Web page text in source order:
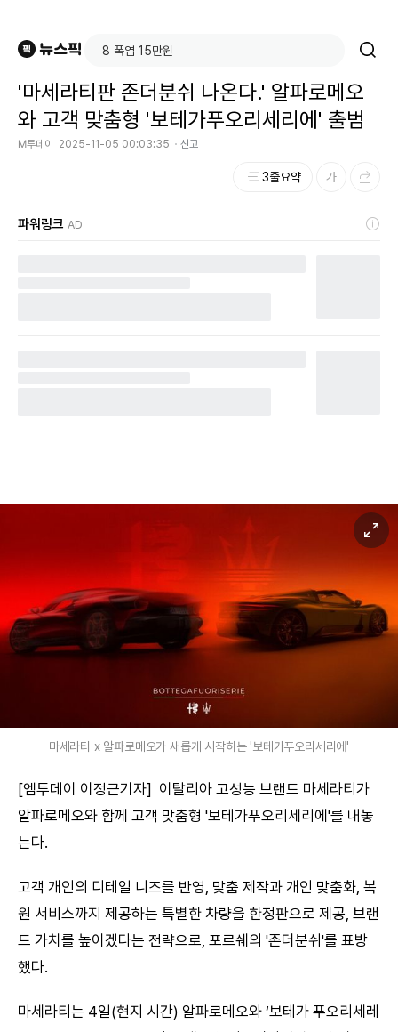
'마세라티판 존더분쉬 나온다.' 알파로메오
와 고객 맞춤형 '보테가푸오리세리에' 출범
M투데이 2025-11-05 00:03:35 신고
3줄요약
파워링크 AD
마세라티 x 알파로메오가 새롭게 시작하는 '보테가푸오리세리에'
[엠투데이 이정근기자] 이탈리아 고성능 브랜드 마세라티가
알파로메오와 함께 고객 맞춤형 '보테가푸오리세리에'를 내놓
는다.
고객 개인의 디테일 니즈를 반영, 맞춤 제작과 개인 맞춤화, 복
원 서비스까지 제공하는 특별한 차량을 한정판으로 제공, 브랜
드 가치를 높이겠다는 전략으로, 포르쉐의 '존더분쉬'를 표방
했다.
마세라티는 4일(현지 시간) 알파로메오와 ‘보테가 푸오리세레